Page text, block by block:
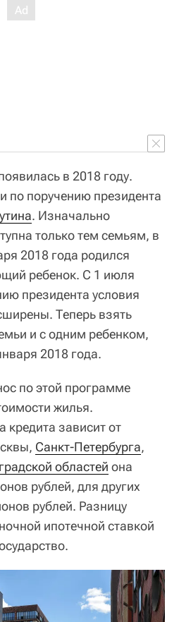
в 2018 году.
по поручению президента
. Изначально
только тем семьям, в
2018 года родился
ребенок. С 1 июля
президента условия
Теперь взять
и с одним ребенком,
2018 года.
по этой программе
жилья.
зависит от
Санкт-Петербурга,
областей она
рублей, для других
рублей. Разницу
ипотечной ставкой